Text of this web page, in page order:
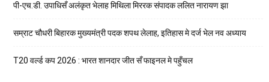
पी-एच.डी. उपाधिसँ अलंकृत भेलाह मिथिला मिररक संपादक ललित नारायण झा
सम्राट चौधरी बिहारक मुख्यमंत्री पदक शपथ लेलाह, इतिहास मे दर्ज भेल नव अध्याय
T20 वर्ल्ड कप 2026 : भारत शानदार जीत सँ फाइनल मे पहुँचल